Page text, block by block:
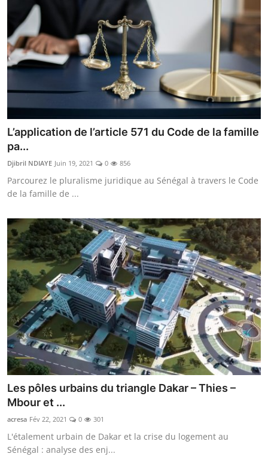
L’application de l’article 571 du Code de la famille
pa...
Djibril NDIAYE Juin 19, 2021 0 856
Parcourez le pluralisme juridique au Sénégal à travers le Code
de la famille de ...
Les pôles urbains du triangle Dakar – Thies –
Mbour et ...
acresa Fév 22, 2021 0 301
L'étalement urbain de Dakar et la crise du logement au
Sénégal : analyse des enj...